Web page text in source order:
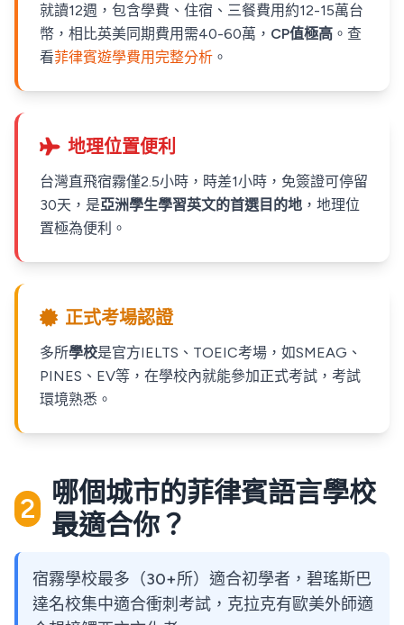
就讀12週，包含學費、住宿、三餐費用約12-15萬台
幣，相比英美同期費用需40-60萬， CP值極高 。查
看菲律賓遊學費用完整分析 。
地理位置便利
台灣直飛宿霧僅2.5小時，時差1小時，免簽證可停留
30天，是亞洲學生學習英文的首選目的地 ，地理位
置極為便利。
正式考場認證
多所學校是官方IELTS、TOEIC考場，如SMEAG、
PINES、EV等，在學校內就能參加正式考試，考試
環境熟悉。
2 哪個城市的菲律賓語言學校
最適合你？
宿霧學校最多（30+所）適合初學者，碧瑤斯巴
達名校集中適合衝刺考試，克拉克有歐美外師適